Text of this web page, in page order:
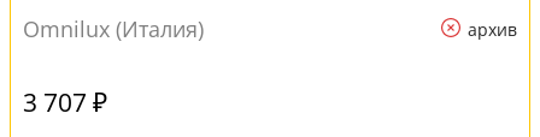
Omnilux (Италия)
архив
3 707 ₽